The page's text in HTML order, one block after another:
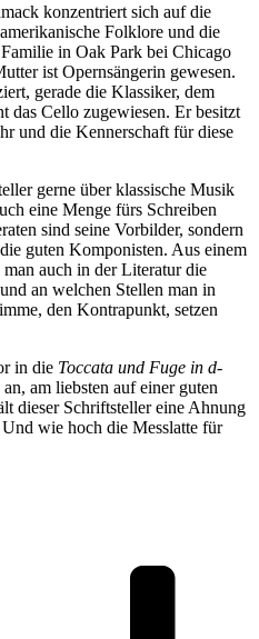
konzentriert sich auf die
Folklore und die
in Oak Park bei Chicago
ist Opernsängerin gewesen.
gerade die Klassiker, dem
das Cello zugewiesen. Er besitzt
und die Kennerschaft für diese
gerne über klassische Musik
eine Menge fürs Schreiben
sind seine Vorbilder, sondern
guten Komponisten. Aus einem
auch in der Literatur die
an welchen Stellen man in
den Kontrapunkt, setzen
in die Toccata und Fuge in d-
am liebsten auf einer guten
dieser Schriftsteller eine Ahnung
wie hoch die Messlatte für